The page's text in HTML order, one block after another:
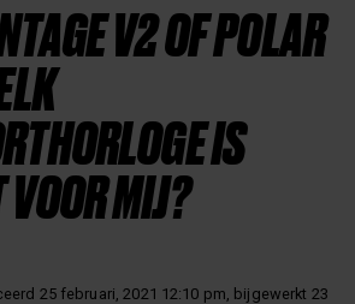
V2 OF POLAR
IS
MIJ?
25 februari, 2021 12:10 pm, bijgewerkt 23